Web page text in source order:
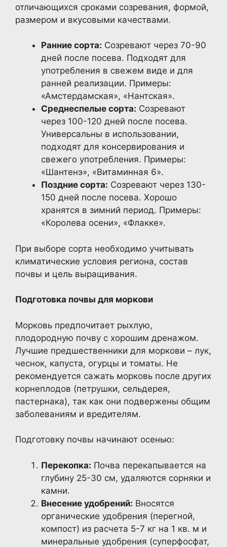
отличающихся сроками созревания, формой,
размером и вкусовыми качествами.
Ранние сорта: Созревают через 70-90
дней после посева. Подходят для
употребления в свежем виде и для
ранней реализации. Примеры:
«Амстердамская», «Нантская».
Среднеспелые сорта: Созревают
через 100-120 дней после посева.
Универсальны в использовании,
подходят для консервирования и
свежего употребления. Примеры:
«Шантенэ», «Витаминная 6».
Поздние сорта: Созревают через 130-
150 дней после посева. Хорошо
хранятся в зимний период. Примеры:
«Королева осени», «Флакке».
При выборе сорта необходимо учитывать
климатические условия региона, состав
почвы и цель выращивания.
Подготовка почвы для моркови
Морковь предпочитает рыхлую,
плодородную почву с хорошим дренажом.
Лучшие предшественники для моркови – лук,
чеснок, капуста, огурцы и томаты. Не
рекомендуется сажать морковь после других
корнеплодов (петрушки, сельдерея,
пастернака), так как они подвержены общим
заболеваниям и вредителям.
Подготовку почвы начинают осенью:
Перекопка: Почва перекапывается на
глубину 25-30 см, удаляются сорняки и
камни.
Внесение удобрений: Вносятся
органические удобрения (перегной,
компост) из расчета 5-7 кг на 1 кв. м и
минеральные удобрения (суперфосфат,